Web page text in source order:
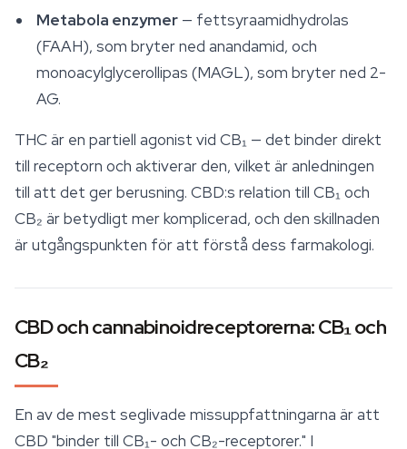
Metabola enzymer — fettsyraamidhydrolas
(FAAH), som bryter ned anandamid, och
monoacylglycerollipas (MAGL), som bryter ned 2-
AG.
THC är en partiell agonist vid CB₁ — det binder direkt
till receptorn och aktiverar den, vilket är anledningen
till att det ger berusning. CBD:s relation till CB₁ och
CB₂ är betydligt mer komplicerad, och den skillnaden
är utgångspunkten för att förstå dess farmakologi.
CBD och cannabinoidreceptorerna: CB₁ och
CB₂
En av de mest seglivade missuppfattningarna är att
CBD "binder till CB₁- och CB₂-receptorer." I